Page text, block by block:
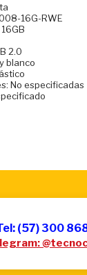
16G-RWE
2.0
blanco
No especificadas
(57) 300